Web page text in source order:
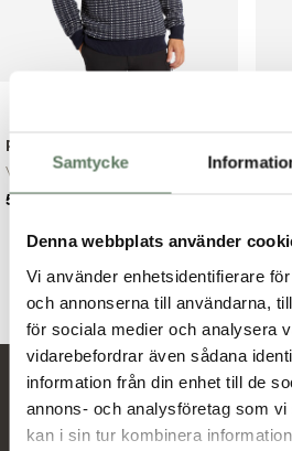
Samtycke
Denna webbplats använder
Vi använder enhetsidentifierare
och annonserna till användarna,
för sociala medier och analysera
vidarebefordrar även sådana
information från din enhet till de
annons- och analysföretag som
kan i sin tur kombinera
Prescott Sweater
Vindtät och varm t...
899.00kr
Det
priset
899.00 kr.
599.00kr
Det
priset
599.00 kr.
Nyheter och